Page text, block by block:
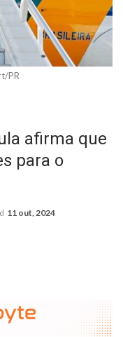
PR
afirma que
para o
11 out, 2024